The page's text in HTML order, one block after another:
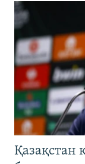
Қазақстан